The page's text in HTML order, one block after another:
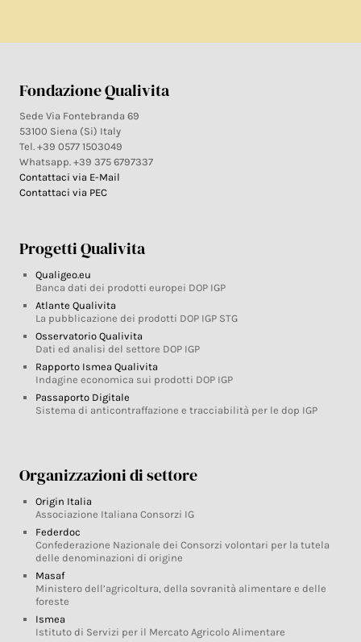
Fondazione Qualivita
Sede Via Fontebranda 69
53100 Siena (Si) Italy
Tel. +39 0577 1503049
Whatsapp. +39 375 6797337
Contattaci via E-Mail
Contattaci via PEC
Progetti Qualivita
Qualigeo.eu
Banca dati dei prodotti europei DOP IGP
Atlante Qualivita
La pubblicazione dei prodotti DOP IGP STG
Osservatorio Qualivita
Dati ed analisi del settore DOP IGP
Rapporto Ismea Qualivita
Indagine economica sui prodotti DOP IGP
Passaporto Digitale
Sistema di anticontraffazione e tracciabilità per le dop IGP
Organizzazioni di settore
Origin Italia
Associazione Italiana Consorzi IG
Federdoc
Confederazione Nazionale dei Consorzi volontari per la tutela
delle denominazioni di origine
Masaf
Ministero dell’agricoltura, della sovranità alimentare e delle
foreste
Ismea
Istituto di Servizi per il Mercato Agricolo Alimentare